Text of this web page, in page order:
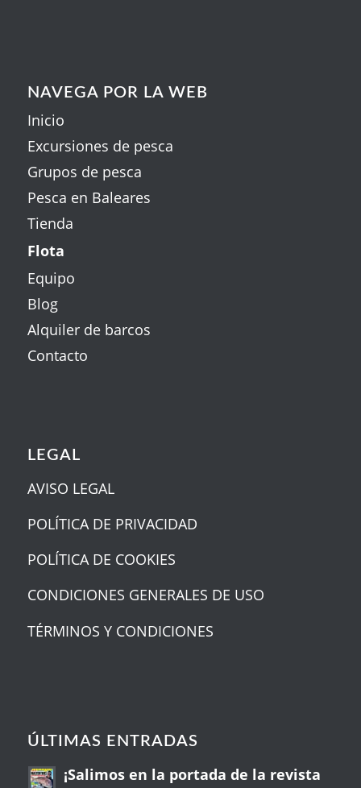
NAVEGA POR LA WEB
Inicio
Excursiones de pesca
Grupos de pesca
Pesca en Baleares
Tienda
Flota
Equipo
Blog
Alquiler de barcos
Contacto
LEGAL
AVISO LEGAL
POLÍTICA DE PRIVACIDAD
POLÍTICA DE COOKIES
CONDICIONES GENERALES DE USO
TÉRMINOS Y CONDICIONES
ÚLTIMAS ENTRADAS
¡Salimos en la portada de la revista